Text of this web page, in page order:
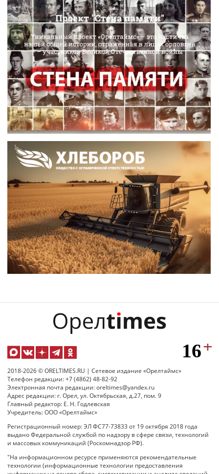
2018-2026 © ORELTIMES.RU | Сетевое издание «Орелтаймс»
Телефон редакции: +7 (4862) 48-82-92
Электронная почта редакции: oreltimes@yandex.ru
Адрес редакции: г. Орел, ул. Октябрьская, д.27, пом. 9
Главный редактор: Е. Н. Годлевская
Учредитель: ООО «Орелтаймс»
Регистрационный номер: ЭЛ ФС77-73833 от 19 октября 2018 года
выдано Федеральной службой по надзору в сфере связи, технологий
и массовых коммуникаций (Роскомнадзор РФ).
"На информационном ресурсе применяются рекомендательные
технологии (информационные технологии предоставления